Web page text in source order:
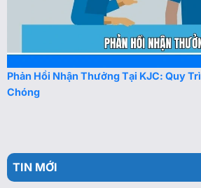
Phản Hồi Nhận Thưởng Tại KJC: Quy
Chóng
TIN MỚI